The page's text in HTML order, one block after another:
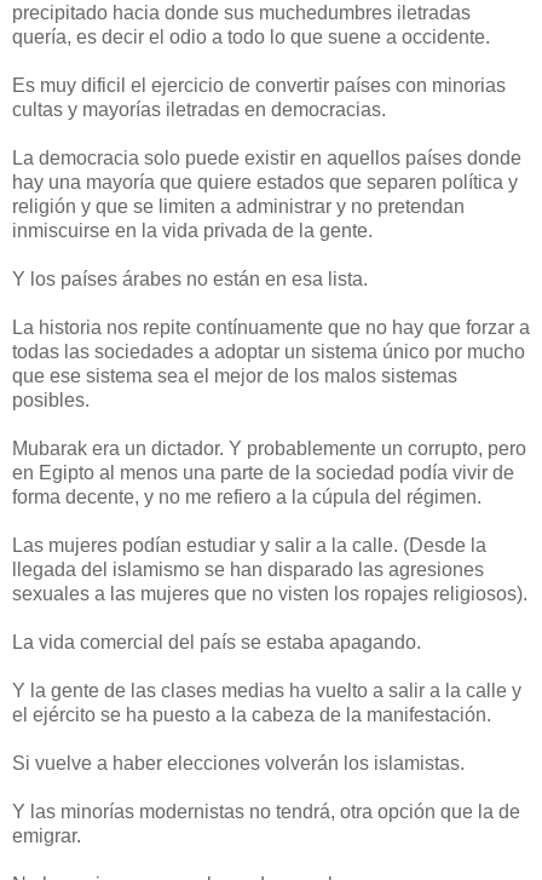
precipitado hacia donde sus muchedumbres iletradas
quería, es decir el odio a todo lo que suene a occidente.
Es muy dificil el ejercicio de convertir países con minorias
cultas y mayorías iletradas en democracias.
La democracia solo puede existir en aquellos países donde
hay una mayoría que quiere estados que separen política y
religión y que se limiten a administrar y no pretendan
inmiscuirse en la vida privada de la gente.
Y los países árabes no están en esa lista.
La historia nos repite contínuamente que no hay que forzar a
todas las sociedades a adoptar un sistema único por mucho
que ese sistema sea el mejor de los malos sistemas
posibles.
Mubarak era un dictador. Y probablemente un corrupto, pero
en Egipto al menos una parte de la sociedad podía vivir de
forma decente, y no me refiero a la cúpula del régimen.
Las mujeres podían estudiar y salir a la calle. (Desde la
llegada del islamismo se han disparado las agresiones
sexuales a las mujeres que no visten los ropajes religiosos).
La vida comercial del país se estaba apagando.
Y la gente de las clases medias ha vuelto a salir a la calle y
el ejército se ha puesto a la cabeza de la manifestación.
Si vuelve a haber elecciones volverán los islamistas.
Y las minorías modernistas no tendrá, otra opción que la de
emigrar.